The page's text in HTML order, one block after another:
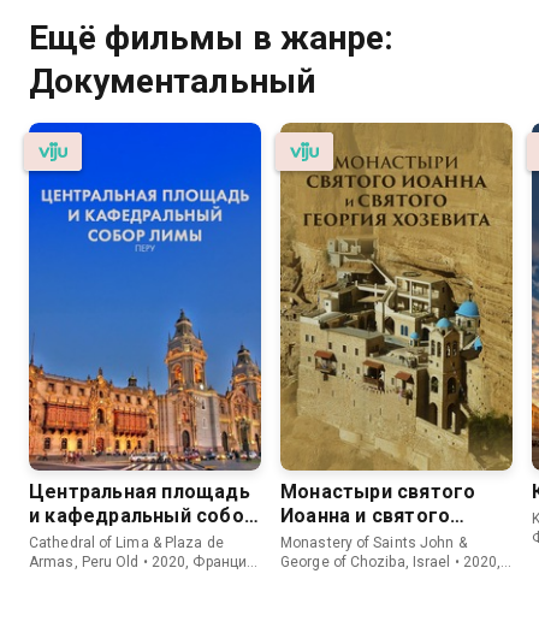
Ещё фильмы в жанре:
Документальный
Центральная площадь
и кафедральный собор
Лимы, Перу
Cathedral of Lima & Plaza de
Armas, Peru Old • 2020, Франция,
Монастыри святого
Иоанна и святого
Георгия Хозевита
Monastery of Saints John &
George of Choziba, Israel • 2020,